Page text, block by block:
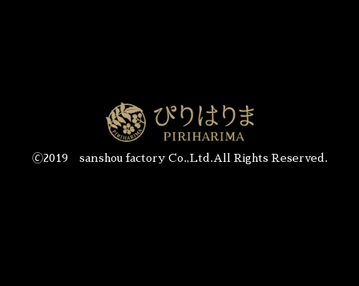
🄫2019 sanshou factory Co.,Ltd.All Rights Reserved.